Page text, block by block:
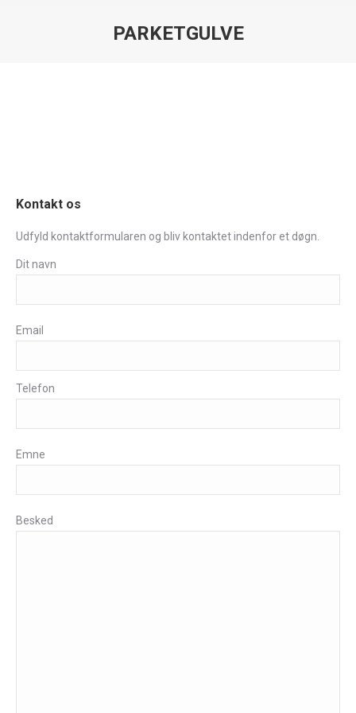
PARKETGULVE
Kontakt os
Udfyld kontaktformularen og bliv kontaktet indenfor et døgn.
Dit navn
Email
Telefon
Emne
Besked